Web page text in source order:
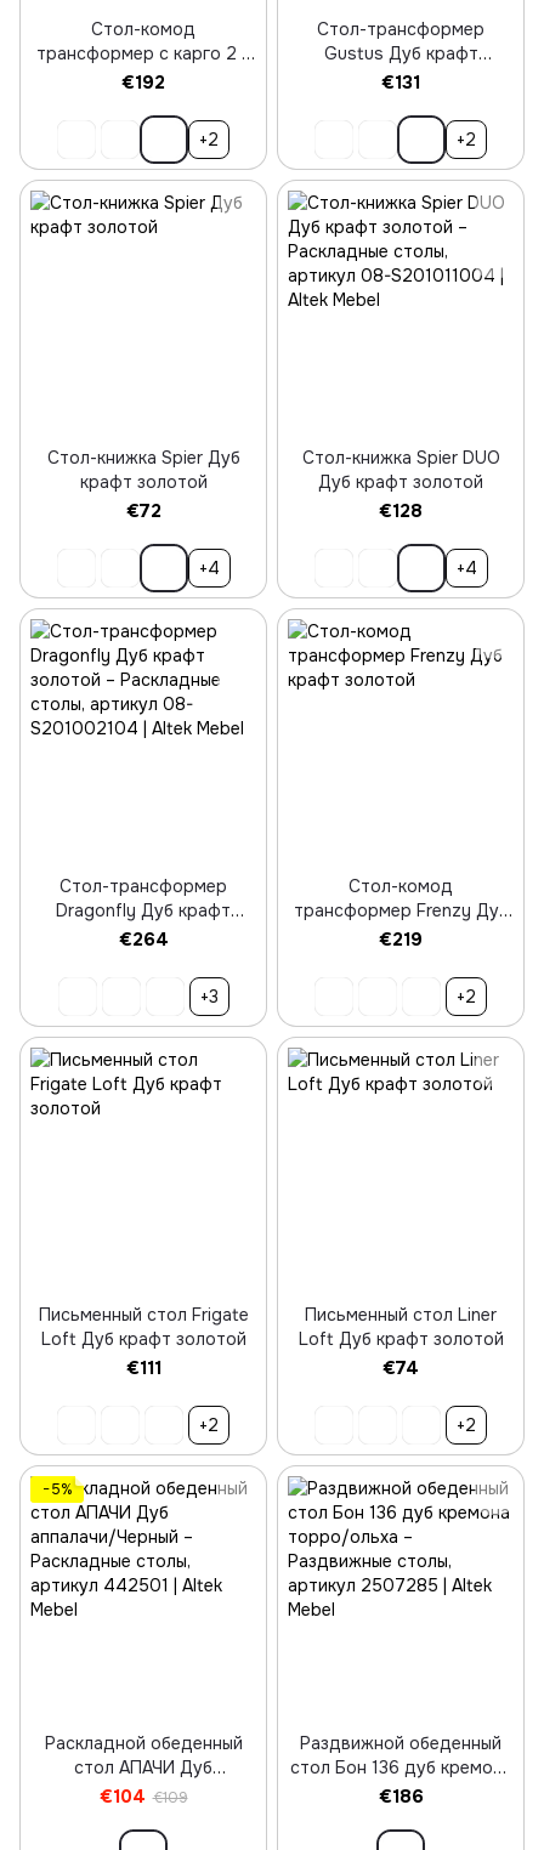
Стол-комод
трансформер с карго 2 в
1 Rand Дуб крафт золотой
€192
+2
Стол-трансформер
Gustus Дуб крафт
золотой
€131
+2
Стол-книжка Spier Дуб
крафт золотой
€72
+4
Стол-книжка Spier DUO
Дуб крафт золотой
€128
+4
Стол-трансформер
Dragonfly Дуб крафт
золотой
€264
+3
Стол-комод
трансформер Frenzy Дуб
крафт золотой
€219
+2
Письменный стол Frigate
Loft Дуб крафт золотой
€111
+2
Письменный стол Liner
Loft Дуб крафт золотой
€74
+2
−5%
Раскладной обеденный
стол АПАЧИ Дуб
аппалачи/Черный
€104 €109
Раздвижной обеденный
стол Бон 136 дуб кремона
торро/ольха
€186